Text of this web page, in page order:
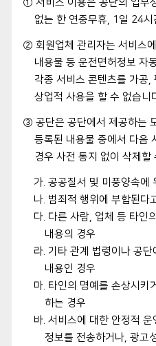
① 서비스 이용은 공단의 업무
없는 한 연중무휴, 1일 24시
② 회원업체 관리자는 서비스
내용물 등 운전면허정보 자
각종 서비스 콘텐츠를 가공,
상업적 사용을 할 수 없습니
③ 공단은 공단에서 제공하는
등록된 내용물 중에서 다음
경우 사전 통지 없이 삭제할
가. 공공질서 및 미풍양속에
나. 범죄적 행위에 부합된다
다. 다른 사람, 업체 등 타인
내용의 경우
라. 기타 관계 법령이나 공
내용인 경우
마. 타인의 명예를 손상시키
하는 경우
바. 서비스에 대한 안정적
정보를 전송하거나, 광고